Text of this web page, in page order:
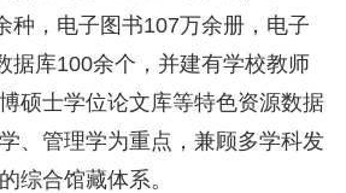
种，电子图书107万余册，电子
据库100余个，并建有学校教师
硕士学位论文库等特色资源数据
、管理学为重点，兼顾多学科发
综合馆藏体系。